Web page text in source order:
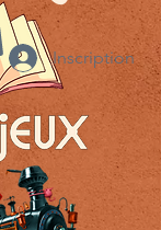
Inscription